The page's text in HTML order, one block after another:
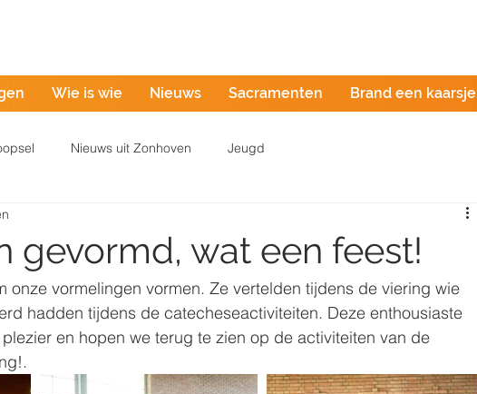
Wie is wie Nieuws Sacramenten Brand een kaarsje
Nieuws uit Zonhoven Jeugd
gevormd, wat een feest!
onze vormelingen vormen. Ze vertelden tijdens de viering wie
hadden tijdens de catecheseactiviteiten. Deze enthousiaste
en hopen we terug te zien op de activiteiten van de